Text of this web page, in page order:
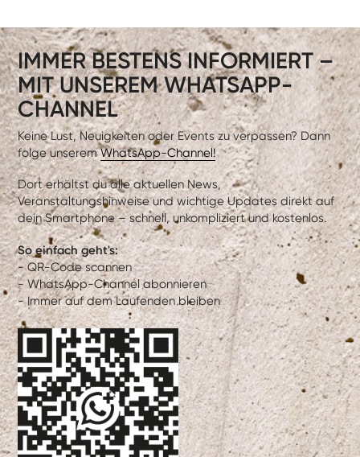
IMMER BESTENS INFORMIERT –
MIT UNSEREM WHATSAPP-
CHANNEL
Keine Lust, Neuigkeiten oder Events zu verpassen? Dann
folge unseremWhatsApp-Channel!
Dort erhältst du alle aktuellen News,
Veranstaltungshinweise und wichtige Updates direkt auf
dein Smartphone – schnell, unkompliziert und kostenlos.
So einfach geht's:
- QR-Code scannen
- WhatsApp-Channel abonnieren
- Immer auf dem Laufenden bleiben